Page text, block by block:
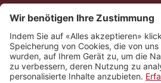
Kontakt
Impressum
Rechtliches